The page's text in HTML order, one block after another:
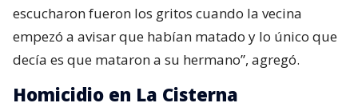
escucharon fueron los gritos cuando la vecina
empezó a avisar que habían matado y lo único que
decía es que mataron a su hermano”, agregó.
Homicidio en La Cisterna